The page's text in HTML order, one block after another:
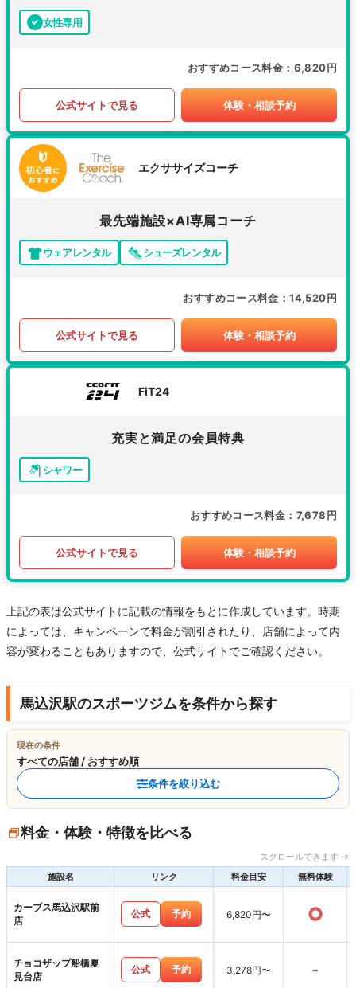
女性専用
おすすめコース料金 6,820円
公式サイトで見る 体験・相談予約
エクササイズコーチ
最先端施設×AI専属コーチ
ウェアレンタル シューズレンタル
おすすめコース料金 14,520円
公式サイトで見る 体験・相談予約
FiT24
充実と満足の会員特典
シャワー
おすすめコース料金 7,678円
公式サイトで見る 体験・相談予約
上記の表は公式サイトに記載の情報をもとに作成しています。時期
によっては、キャンペーンで料金が割引されたり、店舗によって内
容が変わることもありますので、公式サイトでご確認ください。
馬込沢駅のスポーツジムを条件から探す
現在の条件
すべての店舗 / おすすめ順
条件を絞り込む
料金・体験・特徴を比べる
スクロールできます →
施設名
リンク 料金目安 無料体験
カーブス馬込沢駅前
店
公式 予約 6,820円〜 ○
チョコザップ船橋夏
見台店
公式 予約 3,278円〜 -